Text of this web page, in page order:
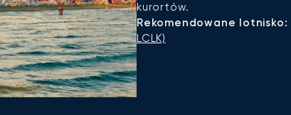
kurortów.
Rekomendowane lotnisko:
LCLK)